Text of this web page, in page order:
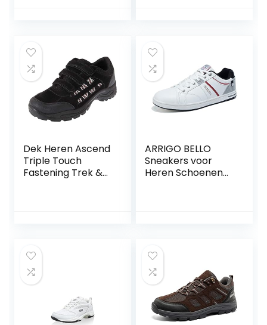
veters, laarzen,
winterschoenen,
herbruikbaar
Dek Heren Ascend
Triple Touch
Fastening Trek &
ARRIGO BELLO
Sneakers voor
Heren Schoenen
Buitenshuis
Wandelschoenen
HerenSchoenen
Maat 41-46